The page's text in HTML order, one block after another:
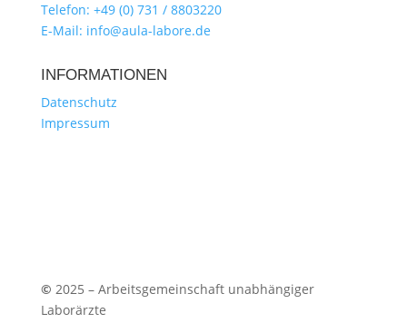
Telefon: +49 (0) 731 / 8803220
E-Mail: info@aula-labore.de
INFORMATIONEN
Datenschutz
Impressum
© 2025 – Arbeitsgemeinschaft unabhängiger
Laborärzte